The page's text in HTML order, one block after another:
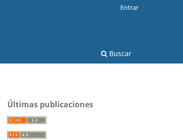
Buscar
Entrar
Últimas publicaciones